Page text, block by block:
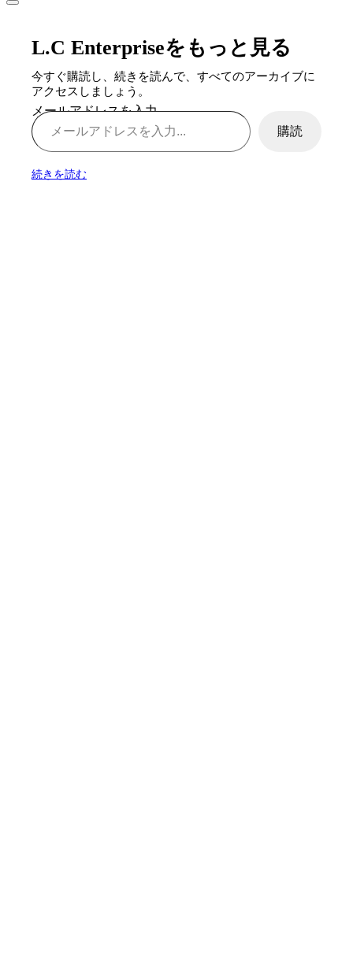
L.C Enterpriseをもっと見る
今すぐ購読し、続きを読んで、すべてのアーカイブに
アクセスしましょう。
メールアドレスを入力...
購読
続きを読む